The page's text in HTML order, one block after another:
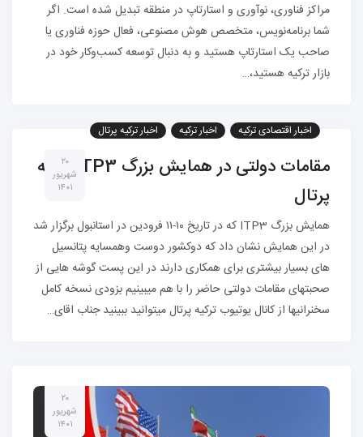
مراکز فناوری، نوآوری و استارتاپ در منطقه تبدیل شده است. اگر
شما برنامه‌نویس، متخصص هوش مصنوعی، فعال حوزه فناوری یا
صاحب یک استارتاپ هستید و به دنبال توسعه کسب‌وکار خود در
بازار ترکیه هستید،…
۲۰
شهریور
۱۴۰۱
اخبار اقتصادی ترکیه اخبار ترکیه
اخبار ترکیه پرتال
مقامات دولتی در همایش بزرگ ITP3 ترکیه
پرتال
همایش بزرگ ITP3 که در تاریخ ۱۰-۱۱ فرودین در استانبول برگزار شد
در این همایش نشان داد که دو‌کشور دوست و‌همسایه پتانسیل
های بسیار بیشتری برای همکاری دارند در این پست گوشه هایی از
صحبتهای مقامات دولتی حاضر را با هم میبینیم بزودی نسخه کامل
سخنرانیها از کانال یوتیوب ترکیه پرتال میتوانید ببینید جناب اقای…
۲۰
شهریور
۱۴۰۱